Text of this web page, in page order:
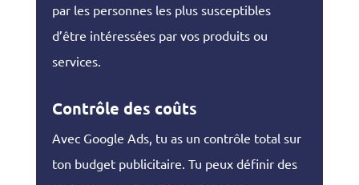
par les personnes les plus susceptibles
d’être intéressées par vos produits ou
services.
Contrôle des coûts
Avec Google Ads, tu as un contrôle total sur
ton budget publicitaire. Tu peux définir des